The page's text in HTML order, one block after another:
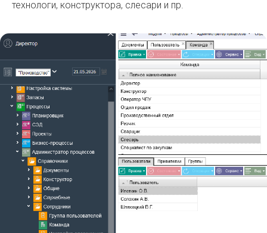
технологи, конструктора, слесари и пр.